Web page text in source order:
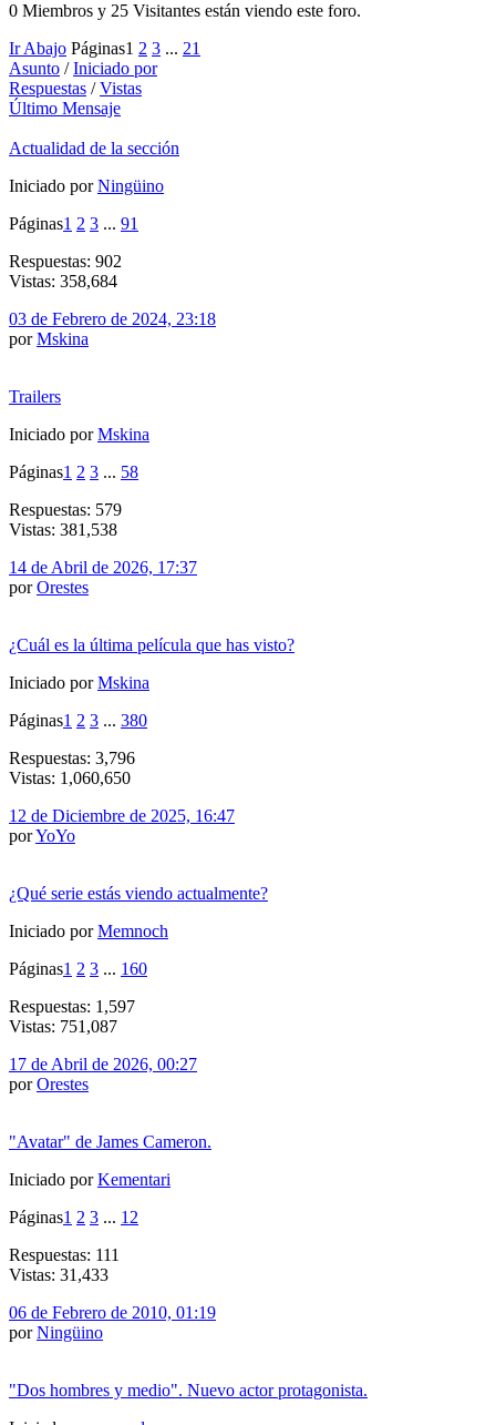
0 Miembros y 25 Visitantes están viendo este foro.
Ir Abajo Páginas1 2 3 ... 21
Asunto /Iniciado por
Respuestas /Vistas
Último Mensaje
Actualidad de la sección
Iniciado porNingüino
Páginas1 2 3 ... 91
Respuestas: 902
Vistas: 358,684
03 de Febrero de 2024, 23:18
porMskina
Trailers
Iniciado porMskina
Páginas1 2 3 ... 58
Respuestas: 579
Vistas: 381,538
14 de Abril de 2026, 17:37
porOrestes
¿Cuál es la última película que has visto?
Iniciado porMskina
Páginas1 2 3 ... 380
Respuestas: 3,796
Vistas: 1,060,650
12 de Diciembre de 2025, 16:47
porYoYo
¿Qué serie estás viendo actualmente?
Iniciado porMemnoch
Páginas1 2 3 ... 160
Respuestas: 1,597
Vistas: 751,087
17 de Abril de 2026, 00:27
porOrestes
"Avatar" de James Cameron.
Iniciado porKementari
Páginas1 2 3 ... 12
Respuestas: 111
Vistas: 31,433
06 de Febrero de 2010, 01:19
porNingüino
"Dos hombres y medio". Nuevo actor protagonista.